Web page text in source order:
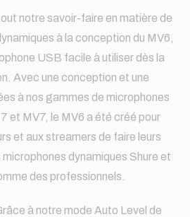
notre savoir-faire en matière de
à la conception du MV6,
USB facile à utiliser dès la
Avec une conception et une
à nos gammes de microphones
et MV7, le MV6 a été créé pour
et aux streamers de faire leurs
dynamiques Shure et
des professionnels.
à notre mode Auto Level de